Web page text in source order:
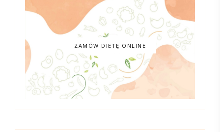
ZAMÓW DIETĘ ONLINE